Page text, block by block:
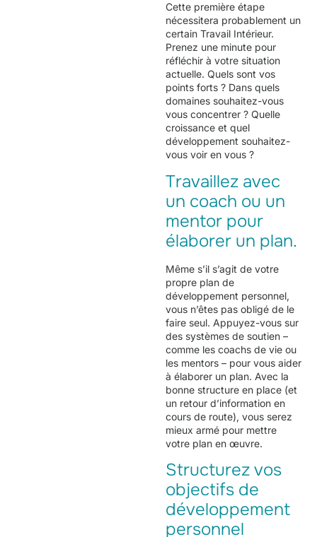
Cette première étape
nécessitera probablement un
certain Travail Intérieur.
Prenez une minute pour
réfléchir à votre situation
actuelle. Quels sont vos
points forts ? Dans quels
domaines souhaitez-vous
vous concentrer ? Quelle
croissance et quel
développement souhaitez-
vous voir en vous ?
Travaillez avec
un coach ou un
mentor pour
élaborer un plan.
Même s’il s’agit de votre
propre plan de
développement personnel,
vous n’êtes pas obligé de le
faire seul. Appuyez-vous sur
des systèmes de soutien –
comme les coachs de vie ou
les mentors – pour vous aider
à élaborer un plan. Avec la
bonne structure en place (et
un retour d’information en
cours de route), vous serez
mieux armé pour mettre
votre plan en œuvre.
Structurez vos
objectifs de
développement
personnel